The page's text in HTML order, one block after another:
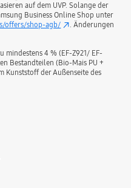
auf dem UVP. Solange der
Business Online Shop unter
offers/shop-agb/
. Änderungen
mindestens 4 % (EF-Z921/ EF-
Bestandteilen (Bio-Mais PU +
Kunststoff der Außenseite des